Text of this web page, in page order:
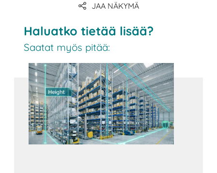
JAA NÄKYMÄ
Haluatko tietää lisää?
Saatat myös pitää: